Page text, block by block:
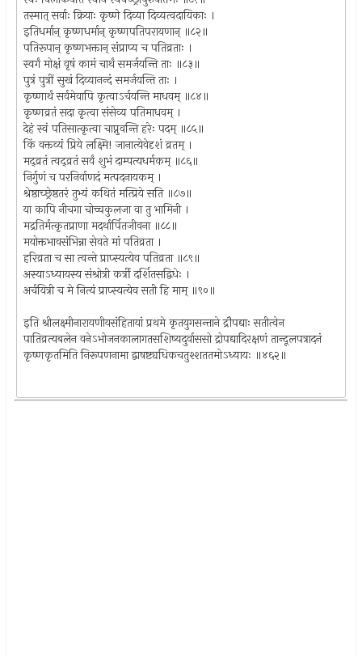
तस्मात् सर्वाः क्रियाः कृष्णे दिव्या दिव्यत्वदायिकाः ।
इतिधर्मान् कृष्णधर्मान् कृष्णपतिपरायणान् ॥८२॥
पतिरूपान् कृष्णभक्तान् संप्राप्य च पतिव्रताः ।
स्वर्गं मोक्षं वृषं कामं चार्थं समर्जयन्ति ताः ॥८३॥
पुत्रं पुत्रीं सुखं दिव्यानन्दं समर्जयन्ति ताः ।
कृष्णार्थं सर्वमेवापि कृत्वाऽर्चयन्ति माधवम् ॥८४॥
कृष्णव्रतं सदा कृत्वा संसेव्य पतिमाधवम् ।
देहं स्वं पतिसात्कृत्वा चाप्नुवन्ति हरेः पदम् ॥८५॥
किं वक्तव्यं प्रिये लक्ष्मि! जानात्येवेदृशं व्रतम् ।
मद्व्रतं त्वद्व्रतं सर्वं शुभं दाम्पत्यधर्मकम् ॥८६॥
निर्गुणं च परनिर्वाणदं मत्पदनायकम् ।
श्रेष्ठाच्छ्रेष्ठतरं तुभ्यं कथितं मत्प्रिये सति ॥८७॥
या कापि नीचगा चोच्चकुलजा वा तु भामिनी ।
मद्रतिर्मत्कृतप्राणा मदर्थार्पितजीवना ॥८८॥
मयोक्तभावसंभिन्ना सेवते मां पतिव्रता ।
हरिव्रता च सा त्वन्ते प्राप्स्यत्येव पतिव्रता ॥८९॥
अस्याऽध्यायस्य संश्रोत्री कर्त्री दर्शितसद्विधेः ।
अर्चयित्री च मे नित्यं प्राप्स्यत्येव सती हि माम् ॥९०॥
इति श्रीलक्ष्मीनारायणीयसंहितायां प्रथमे कृतयुगसन्ताने द्रौपद्याः सतीत्वेन
पातिव्रत्यबलेन वनेऽभोजनकालागतसशिष्यदुर्वाससो द्रोपद्यादिरक्षणं तान्दूलपत्रादनं
कृष्णकृतमिति निरूपणनामा द्वाषष्ट्यधिकचतुश्शततमोऽध्यायः ॥४६२॥